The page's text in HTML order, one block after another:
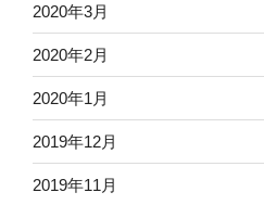
2020年3月
2020年2月
2020年1月
2019年12月
2019年11月